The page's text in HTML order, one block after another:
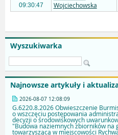
Wyszukiwarka
Najnowsze artykuły i
2026-08-07 12:08:09
G.6220.8.2026 Obwieszczenie
o wszczęciu postępowania
decyzji o środowiskowych
"Budowa naziemnych zbiorników
towarzyszącą w miejscowości
09:30:47
Wojciechowska